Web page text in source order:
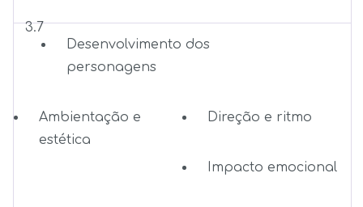
3.7
Desenvolvimento dos
personagens
Ambientação e
estética
Direção e ritmo
Impacto emocional